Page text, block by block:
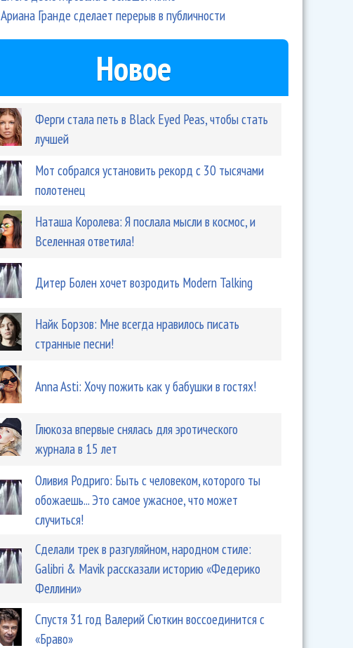
Ариана Гранде сделает перерыв в публичности
Новое
Ферги стала петь в Black Eyed Peas, чтобы стать
лучшей
Мот собрался установить рекорд с 30 тысячами
полотенец
Наташа Королева: Я послала мысли в космос, и
Вселенная ответила!
Дитер Болен хочет возродить Modern Talking
Найк Борзов: Мне всегда нравилось писать
странные песни!
Anna Asti: Хочу пожить как у бабушки в гостях!
Глюкоза впервые снялась для эротического
журнала в 15 лет
Оливия Родриго: Быть ​​с человеком, которого ты
обожаешь... Это самое ужасное, что может
случиться!
Сделали трек в разгуляйном, народном стиле:
Galibri & Mavik рассказали историю «Федерико
Феллини»
Спустя 31 год Валерий Сюткин воссоединится с
«Браво»